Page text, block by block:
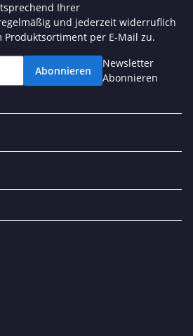
Ihrer
und jederzeit widerruflich
per E-Mail zu.
Abonnieren
Newsletter
Abonnieren